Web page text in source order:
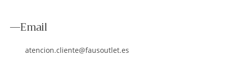
Email
atencion.cliente@fausoutlet.es